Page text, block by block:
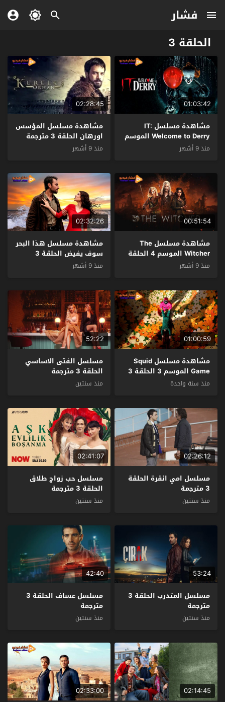
فشار
الحلقة 3
01:03:42
مشاهدة مسلسل IT:
Welcome to Derry الموسم
1 الحلقة 3 مترجمة
منذ 9 أشهر
02:28:45
مشاهدة مسلسل المؤسس
اورهان الحلقة 3 مترجمة
منذ 9 أشهر
00:51:54
مشاهدة مسلسل The
Witcher الموسم 4 الحلقة
3 مترجمة
منذ 9 أشهر
02:32:26
مشاهدة مسلسل هذا البحر
سوف يفيض الحلقة 3
مترجمة
منذ 9 أشهر
01:00:59
مشاهدة مسلسل Squid
Game الموسم 3 الحلقة 3
مترجم
منذ سنة واحدة
52:22
مسلسل الفتى الاساسي
الحلقة 3 مترجمة
منذ سنتين
02:26:12
مسلسل امي انقرة الحلقة
3 مترجمة
منذ سنتين
02:41:07
مسلسل حب زواج طلاق
الحلقة 3 مترجمة
منذ سنتين
53:24
مسلسل المتدرب الحلقة 3
مترجمة
منذ سنتين
42:40
مسلسل عساف الحلقة 3
مترجمة
منذ سنتين
02:14:45
02:33:00